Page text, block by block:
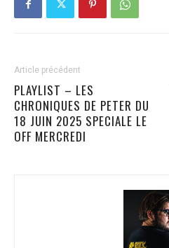
Article précédent
PLAYLIST – LES
CHRONIQUES DE PETER DU
18 JUIN 2025 SPECIALE LE
OFF MERCREDI